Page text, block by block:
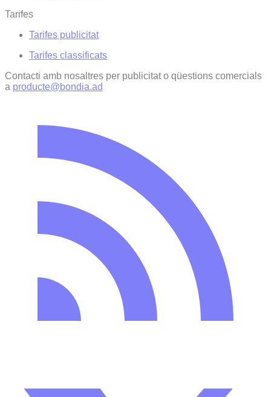
Tarifes
Tarifes publicitat
Tarifes classificats
Contacti amb nosaltres per publicitat o qüestions comercials
a producte@bondia.ad